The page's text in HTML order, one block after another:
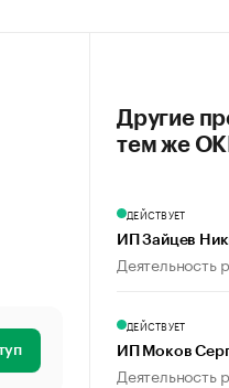
Другие
тем же
ДЕЙСТВУЕТ
ИП Зайцев
Деятельность
ДЕЙСТВУЕТ
ИП Моков
Деятельность